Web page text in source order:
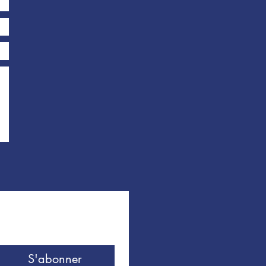
S'abonner